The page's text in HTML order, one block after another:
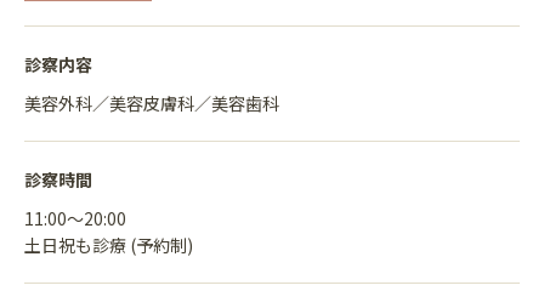
診察内容
美容外科／美容皮膚科／美容歯科
診察時間
11:00〜20:00
土日祝も診療 (予約制)